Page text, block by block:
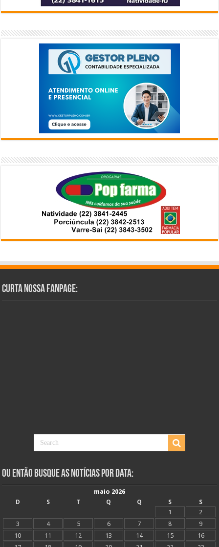
Curta Nossa Fanpage:
Ou Então Busque as Notícias Por Data:
maio 2026
D
S T Q Q S
S
1
2
3
4 5 6 7 8
9
10
11 12 13 14 15
16